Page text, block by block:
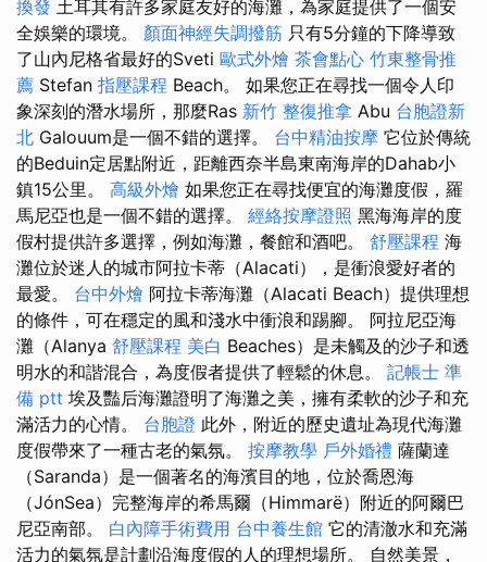
換發 土耳其有許多家庭友好的海灘，為家庭提供了一個安
全娛樂的環境。 顏面神經失調撥筋 只有5分鐘的下降導致
了山內尼格省最好的Sveti 歐式外燴 茶會點心 竹東整骨推
薦 Stefan 指壓課程 Beach。 如果您正在尋找一個令人印
象深刻的潛水場所，那麼Ras 新竹 整復推拿 Abu 台胞證新
北 Galouum是一個不錯的選擇。 台中精油按摩 它位於傳統
的Beduin定居點附近，距離西奈半島東南海岸的Dahab小
鎮15公里。 高級外燴 如果您正在尋找便宜的海灘度假，羅
馬尼亞也是一個不錯的選擇。 經絡按摩證照 黑海海岸的度
假村提供許多選擇，例如海灘，餐館和酒吧。 舒壓課程 海
灘位於迷人的城市阿拉卡蒂（Alacati），是衝浪愛好者的
最愛。 台中外燴 阿拉卡蒂海灘（Alacati Beach）提供理想
的條件，可在穩定的風和淺水中衝浪和踢腳。 阿拉尼亞海
灘（Alanya 舒壓課程 美白 Beaches）是未觸及的沙子和透
明水的和諧混合，為度假者提供了輕鬆的休息。 記帳士 準
備 ptt 埃及豔后海灘證明了海灘之美，擁有柔軟的沙子和充
滿活力的心情。 台胞證 此外，附近的歷史遺址為現代海灘
度假帶來了一種古老的氣氛。 按摩教學 戶外婚禮 薩蘭達
（Saranda）是一個著名的海濱目的地，位於喬恩海
（JónSea）完整海岸的希馬爾（Himmarë）附近的阿爾巴
尼亞南部。 白內障手術費用 台中養生館 它的清澈水和充滿
活力的氣氛是計劃沿海度假的人的理想場所。 自然美景，